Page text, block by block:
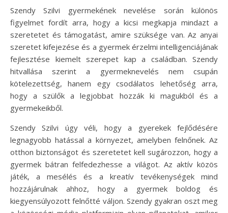
Szendy Szilvi gyermekének nevelése során különös
figyelmet fordít arra, hogy a kicsi megkapja mindazt a
szeretetet és támogatást, amire szüksége van. Az anyai
szeretet kifejezése és a gyermek érzelmi intelligenciájának
fejlesztése kiemelt szerepet kap a családban. Szendy
hitvallása szerint a gyermeknevelés nem csupán
kötelezettség, hanem egy csodálatos lehetőség arra,
hogy a szülők a legjobbat hozzák ki magukból és a
gyermekeikből.
Szendy Szilvi úgy véli, hogy a gyerekek fejlődésére
legnagyobb hatással a környezet, amelyben felnőnek. Az
otthon biztonságot és szeretetet kell sugározzon, hogy a
gyermek bátran felfedezhesse a világot. Az aktív közös
játék, a mesélés és a kreatív tevékenységek mind
hozzájárulnak ahhoz, hogy a gyermek boldog és
kiegyensúlyozott felnőtté váljon. Szendy gyakran oszt meg